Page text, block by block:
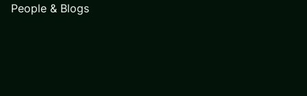
People & Blogs